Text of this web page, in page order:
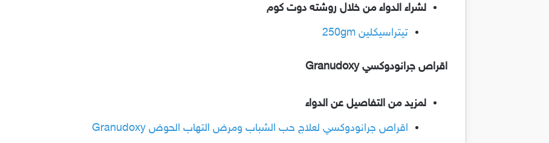
لشراء الدواء من خلال روشته دوت كوم
تيتراسيكلين 250gm
اقراص جرانودوكسي Granudoxy
لمزيد من التفاصيل عن الدواء
اقراص جرانودوكسي لعلاج حب الشباب ومرض التهاب الحوض Granudoxy